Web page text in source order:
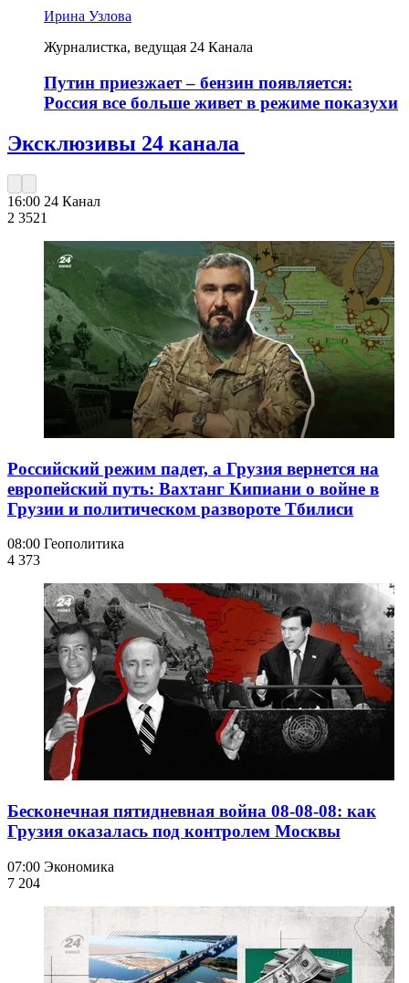
Ирина Узлова
Журналистка, ведущая 24 Канала
Путин приезжает – бензин появляется:
Россия все больше живет в режиме показухи
Эксклюзивы 24 канала
16:00 24 Канал
2 3521
Российский режим падет, а Грузия вернется на
европейский путь: Вахтанг Кипиани о войне в
Грузии и политическом развороте Тбилиси
08:00 Геополитика
4 373
Бесконечная пятидневная война 08-08-08: как
Грузия оказалась под контролем Москвы
07:00 Экономика
7 204